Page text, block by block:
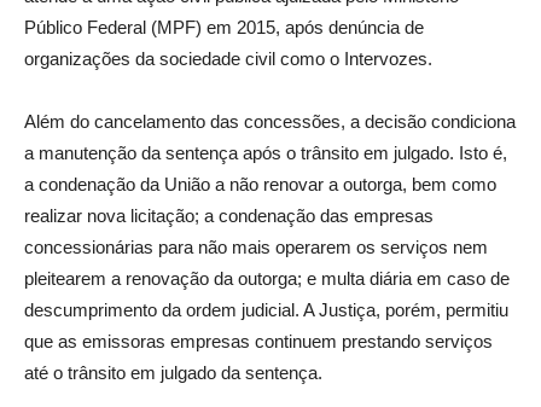
Público Federal (MPF) em 2015, após denúncia de
organizações da sociedade civil como o Intervozes.
Além do cancelamento das concessões, a decisão condiciona
a manutenção da sentença após o trânsito em julgado. Isto é,
a condenação da União a não renovar a outorga, bem como
realizar nova licitação; a condenação das empresas
concessionárias para não mais operarem os serviços nem
pleitearem a renovação da outorga; e multa diária em caso de
descumprimento da ordem judicial. A Justiça, porém, permitiu
que as emissoras empresas continuem prestando serviços
até o trânsito em julgado da sentença.